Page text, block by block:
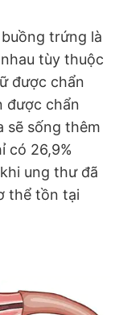
trứng là
tùy thuộc
được chẩn
được chẩn
sẽ sống thêm
có 26,9%
ung thư đã
thể tồn tại